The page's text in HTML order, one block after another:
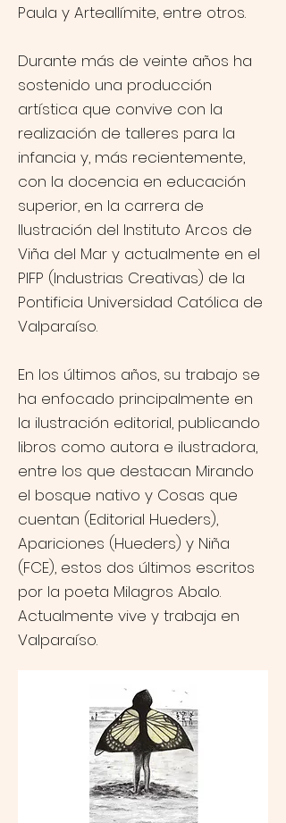
Paula y Arteallímite, entre otros.
Durante más de veinte años ha
sostenido una producción
artística que convive con la
realización de talleres para la
infancia y, más recientemente,
con la docencia en educación
superior, en la carrera de
Ilustración del Instituto Arcos de
Viña del Mar y actualmente en el
PIFP (Industrias Creativas) de la
Pontificia Universidad Católica de
Valparaíso.
En los últimos años, su trabajo se
ha enfocado principalmente en
la ilustración editorial, publicando
libros como autora e ilustradora,
entre los que destacan Mirando
el bosque nativo y Cosas que
cuentan (Editorial Hueders),
Apariciones (Hueders) y Niña
(FCE), estos dos últimos escritos
por la poeta Milagros Abalo.
Actualmente vive y trabaja en
Valparaíso.